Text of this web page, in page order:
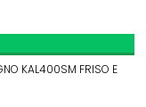
KAL400SM FRISO E